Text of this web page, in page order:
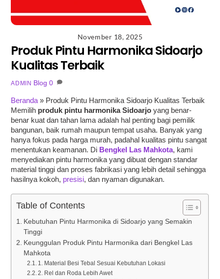
November 18, 2025
Produk Pintu Harmonika Sidoarjo
Kualitas Terbaik
ADMIN Blog 0
Beranda » Produk Pintu Harmonika Sidoarjo Kualitas Terbaik
Memilih produk pintu harmonika Sidoarjo yang benar-
benar kuat dan tahan lama adalah hal penting bagi pemilik
bangunan, baik rumah maupun tempat usaha. Banyak yang
hanya fokus pada harga murah, padahal kualitas pintu sangat
menentukan keamanan. Di Bengkel Las Mahkota, kami
menyediakan pintu harmonika yang dibuat dengan standar
material tinggi dan proses fabrikasi yang lebih detail sehingga
hasilnya kokoh, presisi, dan nyaman digunakan.
Table of Contents
Kebutuhan Pintu Harmonika di Sidoarjo yang Semakin
Tinggi
Keunggulan Produk Pintu Harmonika dari Bengkel Las
Mahkota
1. Material Besi Tebal Sesuai Kebutuhan Lokasi
2. Rel dan Roda Lebih Awet